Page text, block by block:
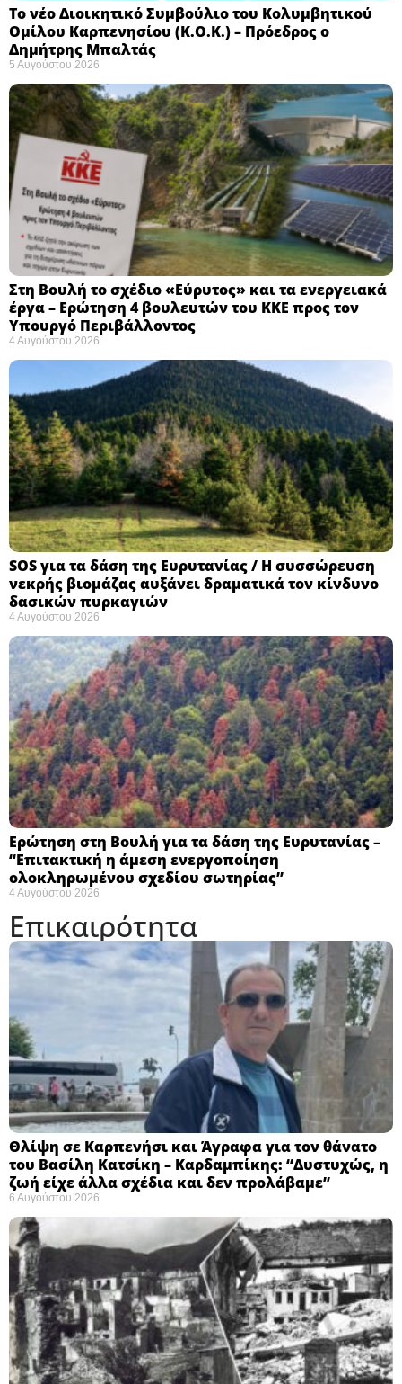
Το νέο Διοικητικό Συμβούλιο του Κολυμβητικού
Ομίλου Καρπενησίου (Κ.Ο.Κ.) – Πρόεδρος ο
Δημήτρης Μπαλτάς
5 Αυγούστου 2026
Στη Βουλή το σχέδιο «Εύρυτος» και τα ενεργειακά
έργα – Ερώτηση 4 βουλευτών του ΚΚΕ προς τον
Υπουργό Περιβάλλοντος
4 Αυγούστου 2026
SOS για τα δάση της Ευρυτανίας / Η συσσώρευση
νεκρής βιομάζας αυξάνει δραματικά τον κίνδυνο
δασικών πυρκαγιών
4 Αυγούστου 2026
Ερώτηση στη Βουλή για τα δάση της Ευρυτανίας –
“Eπιτακτική η άμεση ενεργοποίηση
ολοκληρωμένου σχεδίου σωτηρίας”
4 Αυγούστου 2026
Επικαιρότητα
Θλίψη σε Καρπενήσι και Άγραφα για τον θάνατο
του Βασίλη Κατσίκη – Καρδαμπίκης: “Δυστυχώς, η
ζωή είχε άλλα σχέδια και δεν προλάβαμε”
6 Αυγούστου 2026